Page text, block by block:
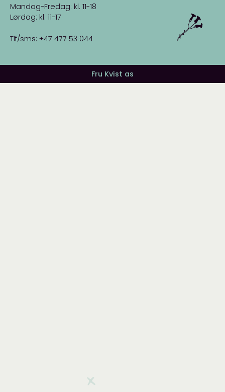
Mandag-Fredag: kl. 11-18
Lørdag: kl. 11-17
Tlf/sms: +47 477 53 044
Fru Kvist as